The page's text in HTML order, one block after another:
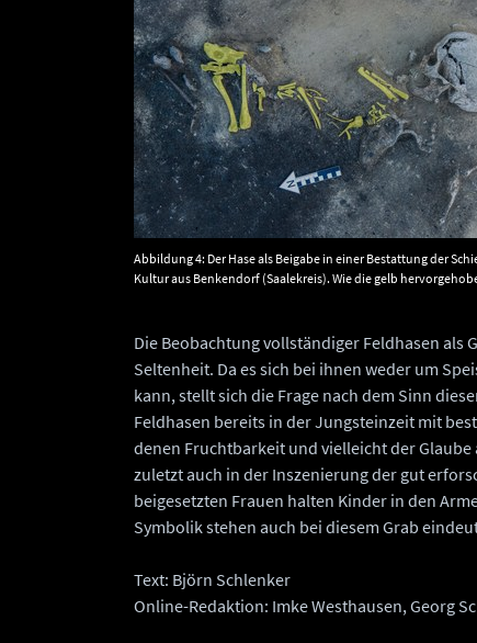
Abbildung 4: Der Hase als Beigabe in einer Bestattung der
Kultur aus Benkendorf (Saalekreis). Wie die gelb
Archäologie Sachsen-Anhalt, Klaus Bentele.
Die Beobachtung vollständiger Feldhasen als
Seltenheit. Da es sich bei ihnen weder um
kann, stellt sich die Frage nach dem Sinn
Feldhasen bereits in der Jungsteinzeit mit
denen Fruchtbarkeit und vielleicht der
zuletzt auch in der Inszenierung der gut
beigesetzten Frauen halten Kinder in den
Symbolik stehen auch bei diesem Grab
Text: Björn Schlenker
Online-Redaktion: Imke Westhausen, Georg